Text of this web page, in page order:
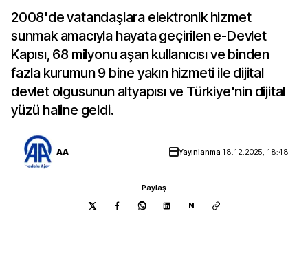
2008'de vatandaşlara elektronik hizmet
sunmak amacıyla hayata geçirilen e-Devlet
Kapısı, 68 milyonu aşan kullanıcısı ve binden
fazla kurumun 9 bine yakın hizmeti ile dijital
devlet olgusunun altyapısı ve Türkiye'nin dijital
yüzü haline geldi.
AA Yayınlanma 18.12.2025, 18:48
Paylaş
N